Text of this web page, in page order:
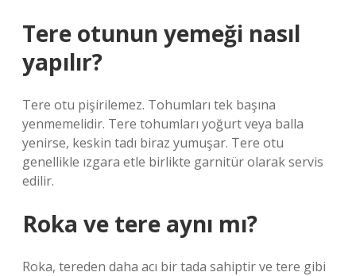
Tere otunun yemeği nasıl
yapılır?
Tere otu pişirilemez. Tohumları tek başına
yenmemelidir. Tere tohumları yoğurt veya balla
yenirse, keskin tadı biraz yumuşar. Tere otu
genellikle ızgara etle birlikte garnitür olarak servis
edilir.
Roka ve tere aynı mı?
Roka, tereden daha acı bir tada sahiptir ve tere gibi